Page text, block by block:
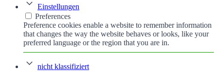
Einstellungen
Preferences
Preference cookies enable a website to remember information
that changes the way the website behaves or looks, like your
preferred language or the region that you are in.
nicht klassifiziert